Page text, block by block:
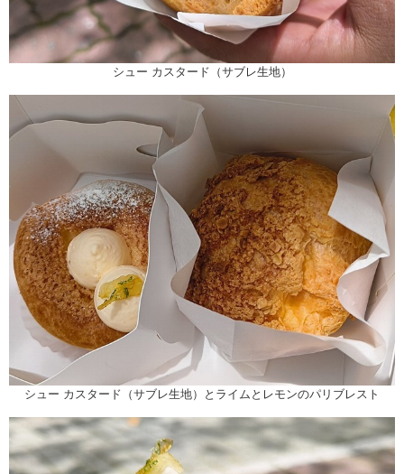
シュー カスタード（サブレ生地）
シュー カスタード（サブレ生地）とライムとレモンのパリブレスト